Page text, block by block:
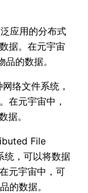
应用的分布式
据。在元宇宙
的数据。
络文件系统，
在元宇宙中，
据。
File
统，可以将数据
元宇宙中，可
的数据。